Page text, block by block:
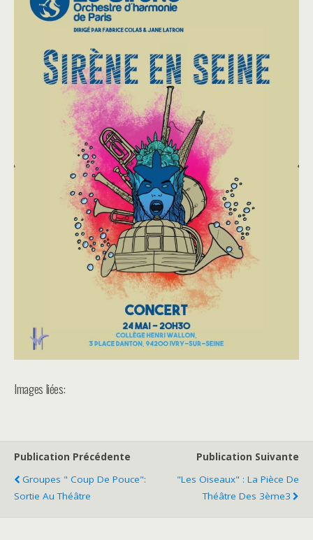
Images liées:
Publication Précédente
Groupes " Coup De Pouce":
Sortie Au Théâtre
Publication Suivante
"Les Oiseaux" : La Pièce De
Théâtre Des 3ème3